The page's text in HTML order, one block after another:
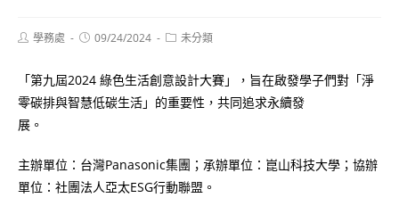
Post學務處
Post09/24/2024
Post未分類
「第九屆2024 綠色生活創意設計大賽」，旨在啟發學子們對「淨
零碳排與智慧低碳生活」的重要性，共同追求永續發
展。
主辦單位：台灣Panasonic集團；承辦單位：崑山科技大學；協辦
單位：社團法人亞太ESG行動聯盟。